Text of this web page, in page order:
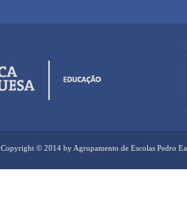
Copyright © 2014 by Agrupamento de Escolas Pedro